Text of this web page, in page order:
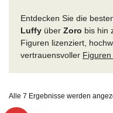
Entdecken Sie die
Luffy über Zoro bis hin
Figuren lizenziert,
vertrauensvoller
Alle 7 Ergebnisse werden